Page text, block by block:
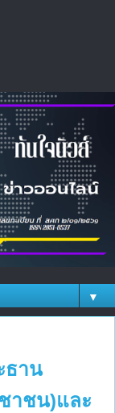
▼
ธาน
าชน)และ